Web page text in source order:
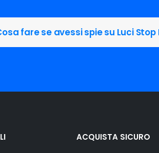
dove si
una
fare se avessi spie su Luci Stop
ACQUISTA SICURO